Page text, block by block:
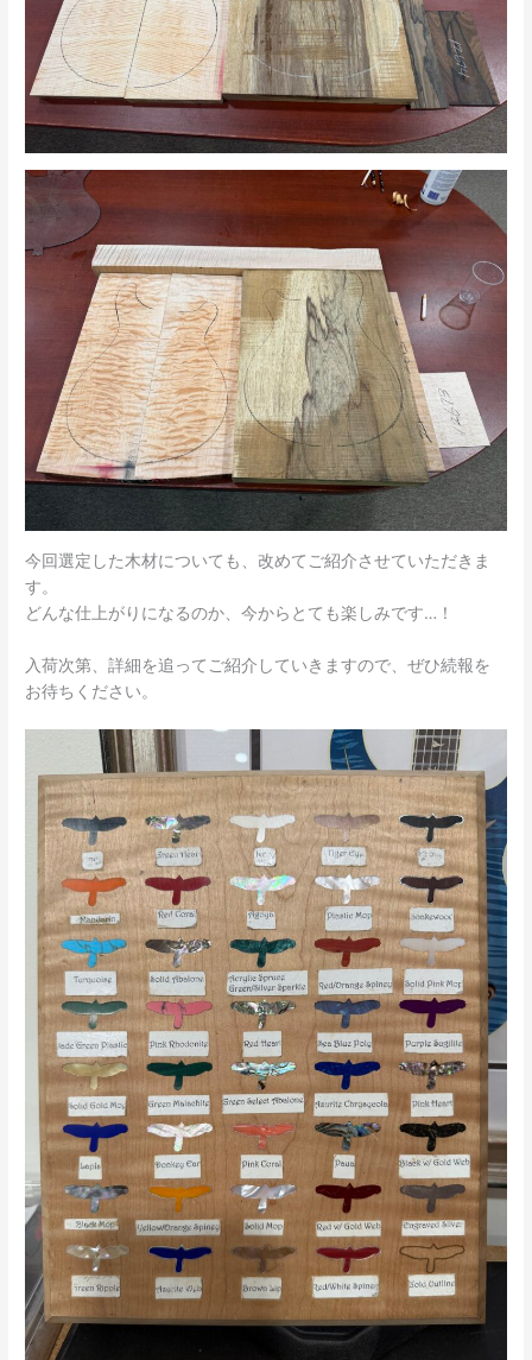
今回選定した木材についても、改めてご紹介させていただきま
す。
どんな仕上がりになるのか、今からとても楽しみです…！
入荷次第、詳細を追ってご紹介していきますので、ぜひ続報を
お待ちください。